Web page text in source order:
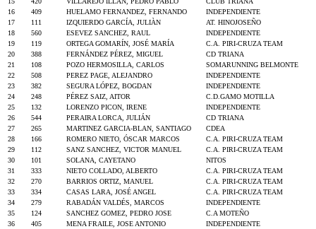
16
409 HUELAMO FERNANDEZ, FERNANDO
INDEPENDIENTE
17
111 IZQUIERDO GARCÍA, JULIÀN
AT. HINOJOSEÑO
18
560 ESEVEZ SANCHEZ, RAUL
INDEPENDIENTE
19
119 ORTEGA GOMARÍN, JOSÉ MARÍA
C.A. PIRI-CRUZA TEAM
20
388 FERNÁNDEZ PÉREZ, MIGUEL
CD TRIANA
21
108 POZO HERMOSILLA, CARLOS
SOMARUNNING BELMONTE
22
508 PEREZ PAGE, ALEJANDRO
INDEPENDIENTE
23
382 SEGURA LÓPEZ, BOGDAN
INDEPENDIENTE
24
248 PÉREZ SAIZ, AITOR
C.D.GAMO MOTILLA
25
132 LORENZO PICON, IRENE
INDEPENDIENTE
26
544 PERAIRA LORCA, JULIÁN
CD TRIANA
27
265 MARTINEZ GARCIA-BLAN, SANTIAGO
CDEA
28
166 ROMERO NIETO, ÓSCAR MARCOS
C.A. PIRI-CRUZA TEAM
29
112 SANZ SANCHEZ, VICTOR MANUEL
C.A. PIRI-CRUZA TEAM
30
101 SOLANA, CAYETANO
NITOS
31
333 NIETO COLLADO, ALBERTO
C.A. PIRI-CRUZA TEAM
32
270 BARRIOS ORTIZ, MANUEL
C.A. PIRI-CRUZA TEAM
33
334 CASAS LARA, JOSÉ ANGEL
C.A. PIRI-CRUZA TEAM
34
279 RABADÁN VALDÉS, MARCOS
INDEPENDIENTE
35
124 SANCHEZ GOMEZ, PEDRO JOSE
C.A MOTEÑO
36
405 MENA FRAILE, JOSE ANTONIO
INDEPENDIENTE